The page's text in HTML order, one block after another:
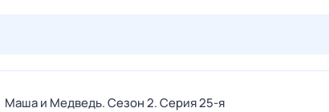
Маша и Медведь. Сезон 2. Серия 25-я